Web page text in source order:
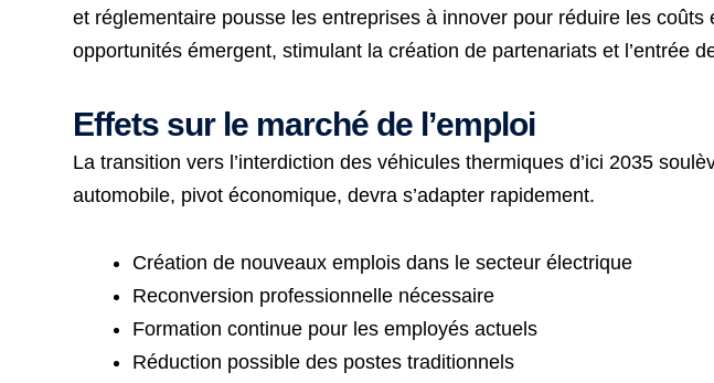
et réglementaire pousse les entreprises à innover pour réduire les
opportunités émergent, stimulant la création de partenariats et l’entrée
Effets sur le marché de l’emploi
La transition vers l’interdiction des véhicules thermiques d’ici 2035
automobile, pivot économique, devra s’adapter rapidement.
Création de nouveaux emplois dans le secteur électrique
Reconversion professionnelle nécessaire
Formation continue pour les employés actuels
Réduction possible des postes traditionnels